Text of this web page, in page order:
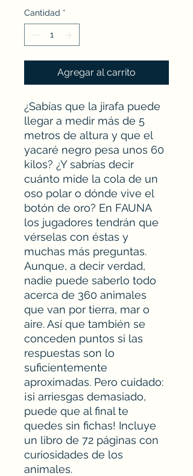
Cantidad *
Agregar al carrito
¿Sabías que la jirafa puede
llegar a medir más de 5
metros de altura y que el
yacaré negro pesa unos 60
kilos? ¿Y sabrías decir
cuánto mide la cola de un
oso polar o dónde vive el
botón de oro? En FAUNA
los jugadores tendrán que
vérselas con éstas y
muchas más preguntas.
Aunque, a decir verdad,
nadie puede saberlo todo
acerca de 360 animales
que van por tierra, mar o
aire. Así que también se
conceden puntos si las
respuestas son lo
suficientemente
aproximadas. Pero cuidado:
¡si arriesgas demasiado,
puede que al final te
quedes sin fichas! Incluye
un libro de 72 páginas con
curiosidades de los
animales.